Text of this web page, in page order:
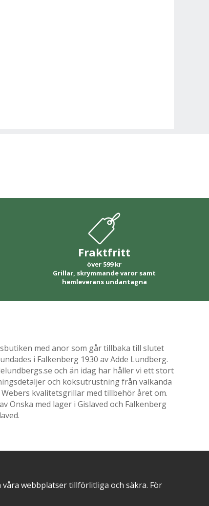
Fraktfritt
över 599 kr
Grillar, skrymmande varor samt
hemleverans undantagna
med anor som går tillbaka till slutet
i Falkenberg 1930 av Adde Lundberg.
och än idag har håller vi ett stort
och köksutrustning från välkända
kvalitetsgrillar med tillbehör året om.
Önska med lager i Gislaved och Falkenberg
webbplatser tillförlitliga och säkra. För